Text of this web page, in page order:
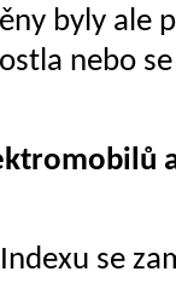
byly ale
nebo
se